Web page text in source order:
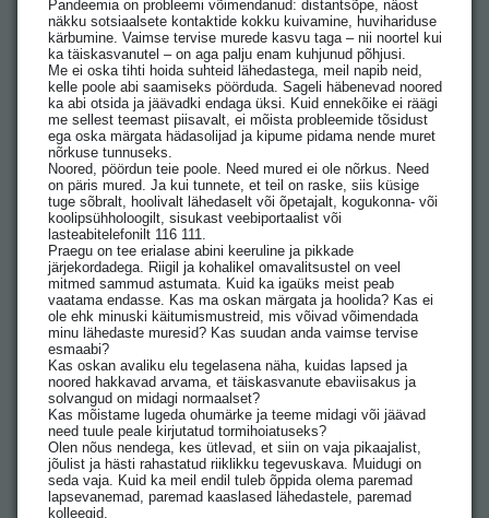
Pandeemia on probleemi võimendanud: distantsõpe, näost
näkku sotsiaalsete kontaktide kokku kuivamine, huvihariduse
kärbumine. Vaimse tervise murede kasvu taga – nii noortel kui
ka täiskasvanutel – on aga palju enam kuhjunud põhjusi.
Me ei oska tihti hoida suhteid lähedastega, meil napib neid,
kelle poole abi saamiseks pöörduda. Sageli häbenevad noored
ka abi otsida ja jäävadki endaga üksi. Kuid ennekõike ei räägi
me sellest teemast piisavalt, ei mõista probleemide tõsidust
ega oska märgata hädasolijad ja kipume pidama nende muret
nõrkuse tunnuseks.
Noored, pöördun teie poole. Need mured ei ole nõrkus. Need
on päris mured. Ja kui tunnete, et teil on raske, siis küsige
tuge sõbralt, hoolivalt lähedaselt või õpetajalt, kogukonna- või
koolipsühholoogilt, sisukast veebiportaalist või
lasteabitelefonilt 116 111.
Praegu on tee erialase abini keeruline ja pikkade
järjekordadega. Riigil ja kohalikel omavalitsustel on veel
mitmed sammud astumata. Kuid ka igaüks meist peab
vaatama endasse. Kas ma oskan märgata ja hoolida? Kas ei
ole ehk minuski käitumismustreid, mis võivad võimendada
minu lähedaste muresid? Kas suudan anda vaimse tervise
esmaabi?
Kas oskan avaliku elu tegelasena näha, kuidas lapsed ja
noored hakkavad arvama, et täiskasvanute ebaviisakus ja
solvangud on midagi normaalset?
Kas mõistame lugeda ohumärke ja teeme midagi või jäävad
need tuule peale kirjutatud tormihoiatuseks?
Olen nõus nendega, kes ütlevad, et siin on vaja pikaajalist,
jõulist ja hästi rahastatud riiklikku tegevuskava. Muidugi on
seda vaja. Kuid ka meil endil tuleb õppida olema paremad
lapsevanemad, paremad kaaslased lähedastele, paremad
kolleegid.